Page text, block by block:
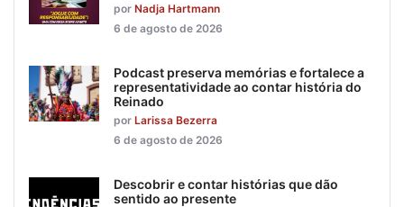
por Nadja Hartmann
6 de agosto de 2026
Podcast preserva memórias e fortalece a
representatividade ao contar história do
Reinado
por Larissa Bezerra
6 de agosto de 2026
Descobrir e contar histórias que dão
sentido ao presente